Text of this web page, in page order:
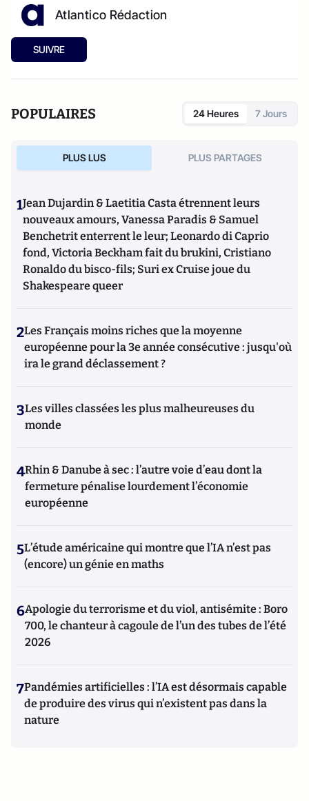
Atlantico Rédaction
SUIVRE
POPULAIRES 24 Heures 7 Jours
PLUS LUS PLUS PARTAGES
1Jean Dujardin & Laetitia Casta étrennent leurs
nouveaux amours, Vanessa Paradis & Samuel
Benchetrit enterrent le leur; Leonardo di Caprio
fond, Victoria Beckham fait du brukini, Cristiano
Ronaldo du bisco-fils; Suri ex Cruise joue du
Shakespeare queer
2Les Français moins riches que la moyenne
européenne pour la 3e année consécutive : jusqu'où
ira le grand déclassement ?
3Les villes classées les plus malheureuses du
monde
4Rhin & Danube à sec : l’autre voie d’eau dont la
fermeture pénalise lourdement l’économie
européenne
5L’étude américaine qui montre que l’IA n’est pas
(encore) un génie en maths
6Apologie du terrorisme et du viol, antisémite : Boro
700, le chanteur à cagoule de l’un des tubes de l’été
2026
7Pandémies artificielles : l’IA est désormais capable
de produire des virus qui n’existent pas dans la
nature